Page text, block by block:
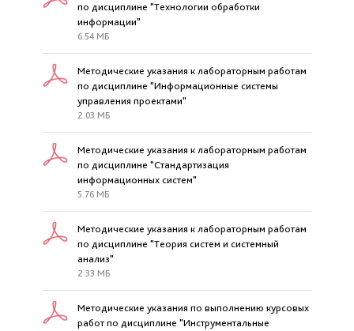
по дисциплине "Технологии обработки
информации"
6.54 МБ
Методические указания к лабораторным работам
по дисциплине "Информационные системы
управления проектами"
2.03 МБ
Методические указания к лабораторным работам
по дисциплине "Стандартизация
информационных систем"
5.76 МБ
Методические указания к лабораторным работам
по дисциплине "Теория систем и системный
анализ"
2.33 МБ
Методические указания по выполнению курсовых
работ по дисциплине "Инструментальные